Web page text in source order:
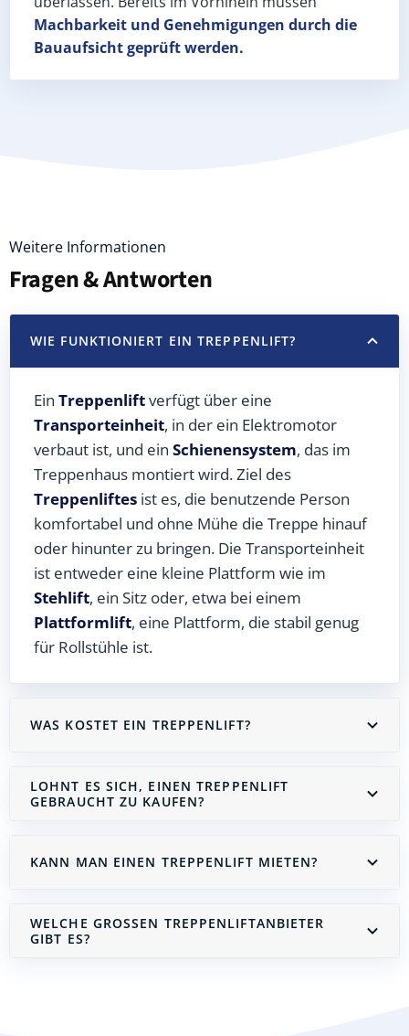
Machbarkeit und Genehmigungen durch die
Bauaufsicht geprüft werden.
Weitere Informationen
Fragen & Antworten
WIE FUNKTIONIERT EIN TREPPENLIFT?
Ein Treppenliftverfügt über eine
Transporteinheit, in der ein Elektromotor
verbaut ist, und ein Schienensystem, das im
Treppenhaus montiert wird. Ziel des
Treppenliftes ist es, die benutzende Person
komfortabel und ohne Mühe die Treppe hinauf
oder hinunter zu bringen. Die Transporteinheit
ist entweder eine kleine Plattform wie im
Stehlift, ein Sitz oder, etwa bei einem
Plattformlift, eine Plattform, die stabil genug
für Rollstühle ist.
WAS KOSTET EIN TREPPENLIFT?
LOHNT ES SICH, EINEN TREPPENLIFT
GEBRAUCHT ZU KAUFEN?
KANN MAN EINEN TREPPENLIFT MIETEN?
WELCHE GROSSEN TREPPENLIFTANBIETER G
IBT ES?